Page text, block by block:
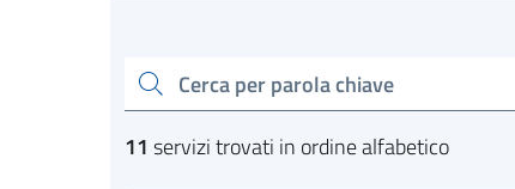
Esplora tutti i servizi
cerca
11 servizi trovati in ordine alfabetico